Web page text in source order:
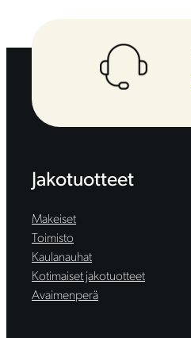
Jakotuotteet
Makeiset
Toimisto
Kaulanauhat
Kotimaiset jakotuotteet
Avaimenperä